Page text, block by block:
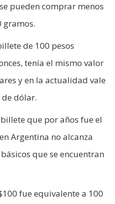
pueden comprar menos
gramos.
de 100 pesos
tenía el mismo valor
y en la actualidad vale
de dólar.
que por años fue el
Argentina no alcanza
que se encuentran
fue equivalente a 100